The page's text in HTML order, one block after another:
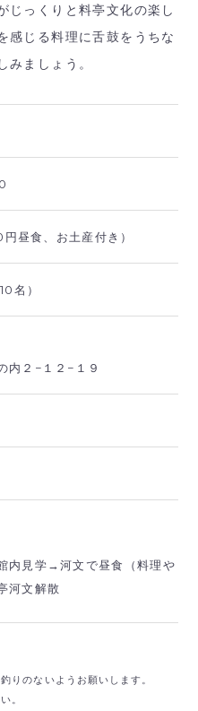
じっくりと料亭文化の楽し
感じる料理に舌鼓をうちな
ましょう。
昼食、お土産付き）
名）
２−１２−１９
内見学→河文で昼食（料理や
河文解散
りのないようお願いします。
。